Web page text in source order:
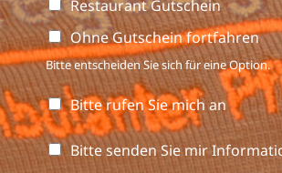
Restaurant Gutschein
Ohne Gutschein fortfahren
Bitte entscheiden Sie sich für eine Option.
B
i
t
t
Bitte rufen Sie mich an
B
i
Bitte senden Sie mir